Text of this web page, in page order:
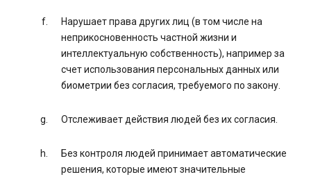
Нарушает права других лиц (в том числе на
неприкосновенность частной жизни и
интеллектуальную собственность), например за
счет использования персональных данных или
биометрии без согласия, требуемого по закону.
Отслеживает действия людей без их согласия.
Без контроля людей принимает автоматические
решения, которые имеют значительные